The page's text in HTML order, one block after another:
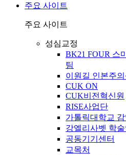
주요 사이트
주요 사이트
성심교정
BK21 FOUR 스
팀
이원길 인본주
CUK ON
CUK비전혁신원
RISE사업단
가톨릭대학교
강엘리사벳 학
공동기기센터
교목처